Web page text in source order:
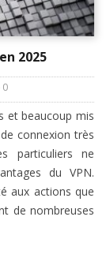
2025
0
et beaucoup mis
connexion très
particuliers ne
du VPN.
aux actions que
de nombreuses